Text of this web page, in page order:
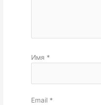
Имя *
Email *